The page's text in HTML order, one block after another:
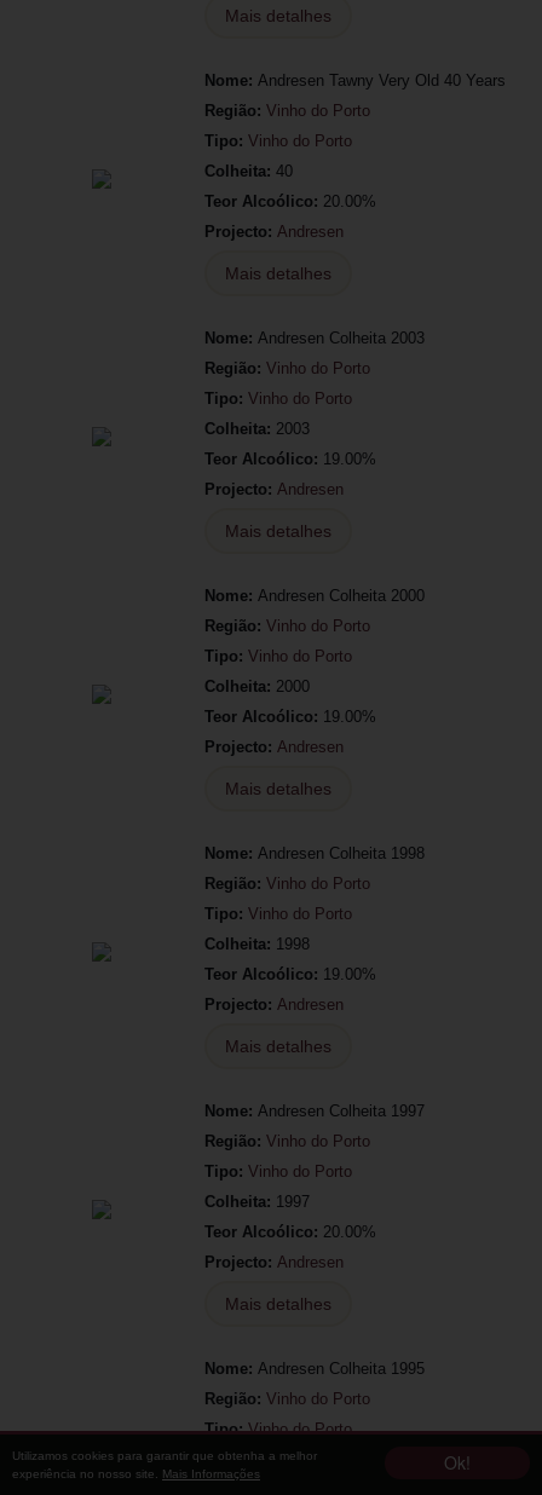
Ok!
Utilizamos cookies para garantir que obtenha a melhor
experiência no nosso site. Mais Informações
Mais detalhes
Nome: Andresen Tawny Very Old 40 Years
Região: Vinho do Porto
Tipo: Vinho do Porto
Colheita: 40
Teor Alcoólico: 20.00%
Projecto: Andresen
Mais detalhes
Nome: Andresen Colheita 2003
Região: Vinho do Porto
Tipo: Vinho do Porto
Colheita: 2003
Teor Alcoólico: 19.00%
Projecto: Andresen
Mais detalhes
Nome: Andresen Colheita 2000
Região: Vinho do Porto
Tipo: Vinho do Porto
Colheita: 2000
Teor Alcoólico: 19.00%
Projecto: Andresen
Mais detalhes
Nome: Andresen Colheita 1998
Região: Vinho do Porto
Tipo: Vinho do Porto
Colheita: 1998
Teor Alcoólico: 19.00%
Projecto: Andresen
Mais detalhes
Nome: Andresen Colheita 1997
Região: Vinho do Porto
Tipo: Vinho do Porto
Colheita: 1997
Teor Alcoólico: 20.00%
Projecto: Andresen
Mais detalhes
Nome: Andresen Colheita 1995
Região: Vinho do Porto
Tipo:Vinho do Porto
Colheita: 1995